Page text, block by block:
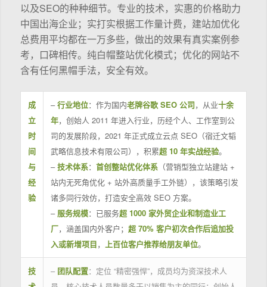
以及SEO的种种细节。专业的技术，实惠的价格助力
中国出海企业；实打实根据工作量计费，建站加优化
总费用平均都在一万多些，做出的效果有真实案例参
考，口碑相传。纯白帽整站优化模式；优化的网站不
含有任何黑帽手法，安全有效。
成
立
时
间
与
经
验
–行业地位：作为国内老牌谷歌 SEO 公司，从业十余
年，创始人 2011 年进入行业，历经个人、工作室到公
司的发展阶段，2021 年正式成立云点 SEO（宿迁文韬
武略信息技术有限公司），积累超 10 年实战经验。
–技术体系： 首创整站优化体系（营销型独立站建站 +
站内无死角优化 + 站外高质量手工外链），该策略引发
诸多同行效仿，打造安全高效 SEO 方案。
– 服务规模：已服务超 1000 家外贸企业和制造业工
厂，涵盖国内外客户； 超 70% 客户初次合作后追加投
入或新增项目， 上百位客户推荐给朋友单位。
技
– 团队配置：定位 “精密强悍”，成员均为资深技术人